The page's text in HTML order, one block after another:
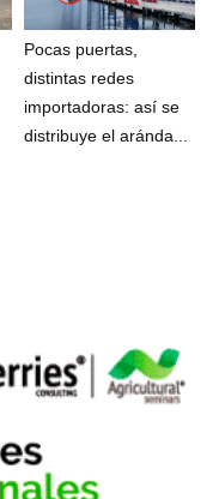
Pocas puertas,
distintas redes
importadoras: así se
distribuye el aránda...